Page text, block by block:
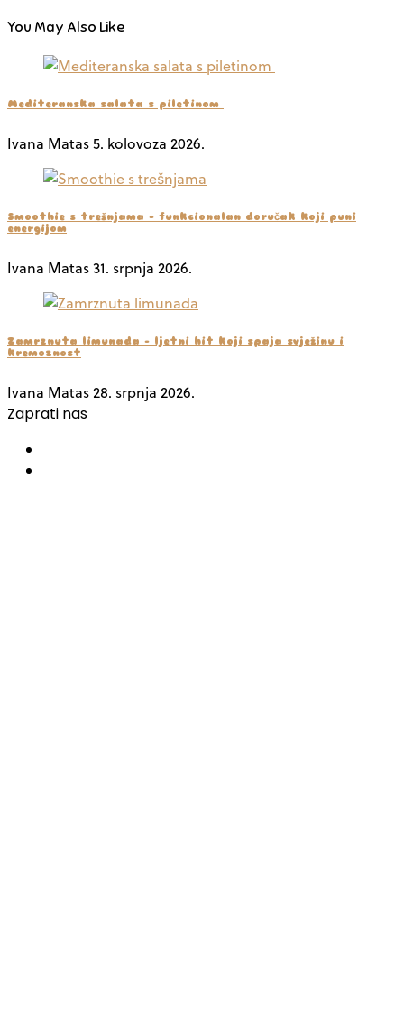
You May Also Like
Mediteranska salata s piletinom
Ivana Matas5. kolovoza 2026.
Smoothie s trešnjama – funkcionalan doručak koji puni
energijom
Ivana Matas31. srpnja 2026.
Zamrznuta limunada – ljetni hit koji spaja svježinu i
kremoznost
Ivana Matas28. srpnja 2026.
Zaprati nas